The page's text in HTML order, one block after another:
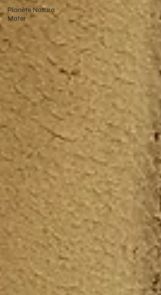
Planète Natura
Mater